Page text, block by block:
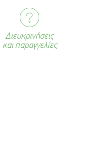
Διευκρινήσεις
και παραγγελίες